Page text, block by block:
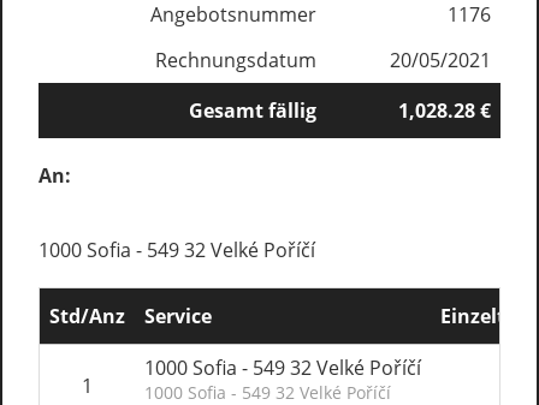
Angebotsnummer
1176
Rechnungsdatum
20/05/2021
Gesamt fällig
1,028.28 €
An:
1000 Sofia - 549 32 Velké Poříčí
Std/Anz Service
1
1000 Sofia - 549 32 Velké Poříčí
1000 Sofia - 549 32 Velké Poříčí